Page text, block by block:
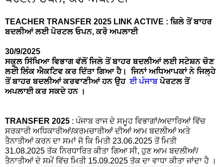
TEACHER TRANSFER 2025 LINK ACTIVE : ਜ਼ਿਲੇ ਤੋਂ ਬਾਹਰ
ਬਦਲੀਆਂ ਲਈ ਪੋਰਟਲ ਓਪਨ, ਕਰੋ ਅਪਲਾਈ
30/9/2025
ਸਕੂਲ ਸਿੱਖਿਆ ਵਿਭਾਗ ਵੱਲੋਂ ਜਿਲੇ ਤੋਂ ਬਾਹਰ ਬਦਲੀਆਂ ਲਈ ਸਟੇਸ਼ਨ ਚੋਣ
ਲਈ ਲਿੰਕ ਐਕਟਿਵ ਕਰ ਦਿੱਤਾ ਗਿਆ ਹੈ। ਜਿਨਾਂ ਅਧਿਆਪਕਾਂ ਨੇ ਜਿਲ੍ਹੇ
ਤੋਂ ਬਾਹਰ ਬਦਲੀਆਂ ਕਰਵਾਣੀਆਂ ਹਨ ਉਹਈ ਪੰਜਾਬਪੋਰਟਲ ਤੋਂ
ਅਪਲਾਈ ਕਰ ਸਕਦੇ ਹਨ ।
TRANSFER 2025 : ਪੰਜਾਬ ਰਾਜ ਦੇ ਸਮੂਹ ਵਿਭਾਗਾਂ/ਅਦਾਰਿਆਂ ਵਿੱਚ
ਸਰਕਾਰੀ ਅਧਿਕਾਰੀਆਂ/ਕਰਮਚਾਰੀਆਂ ਦੀਆਂ ਆਮ ਬਦਲੀਆਂ ਅਤੇ
ਤੈਨਾਤੀਆਂ ਕਰਨ ਦਾ ਸਮਾਂ ਜੋ ਕਿ ਮਿਤੀ 23.06.2025 ਤੋਂ ਮਿਤੀ
31.08.2025 ਤੱਕ ਨਿਰਧਾਰਿਤ ਕੀਤਾ ਗਿਆ ਸੀ, ਹੁਣ ਆਮ ਬਦਲੀਆਂ/
ਤੈਨਾਤੀਆਂ ਦੇ ਸਮੇਂ ਵਿੱਚ ਮਿਤੀ 15.09.2025 ਤੱਕ ਦਾ ਵਾਧਾ ਕੀਤਾ ਜਾਂਦਾ ਹੈ ।